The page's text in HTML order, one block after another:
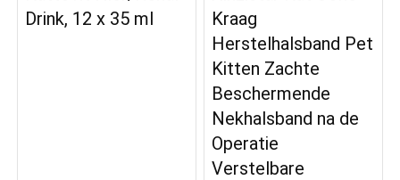
Drink, 12 x 35 ml
Kraag
Herstelhalsband Pet
Kitten Zachte
Beschermende
Nekhalsband na de
Operatie
Verstelbare